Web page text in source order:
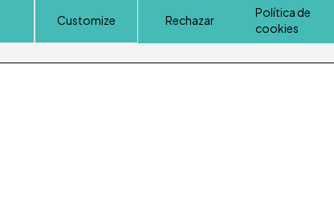
Customize Rechazar
Política de
cookies